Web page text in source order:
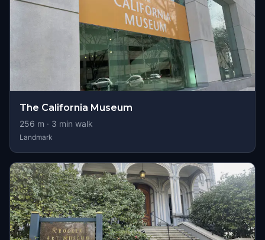
The California Museum
256 m · 3 min walk
Landmark